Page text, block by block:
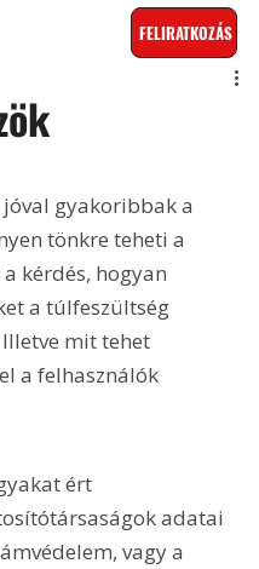
FELIRATKOZÁS
gyakoribbak a
tönkre teheti a
kérdés, hogyan
a túlfeszültség
mit tehet
a felhasználók
ért
adatai
vagy a